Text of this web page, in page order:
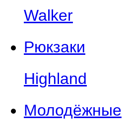
Walker
Рюкзаки
Highland
Молодёжные